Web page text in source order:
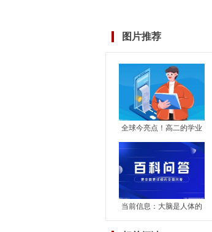
图片推荐
全球今亮点！高二的学业
水平考试对高考有何影
当前信息：大脑是人体的